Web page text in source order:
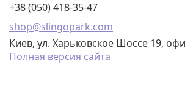
+38 (050) 418-35-47
shop@slingopark.com
Киев, ул. Харьковское Шоссе 19,
Полная версия сайта